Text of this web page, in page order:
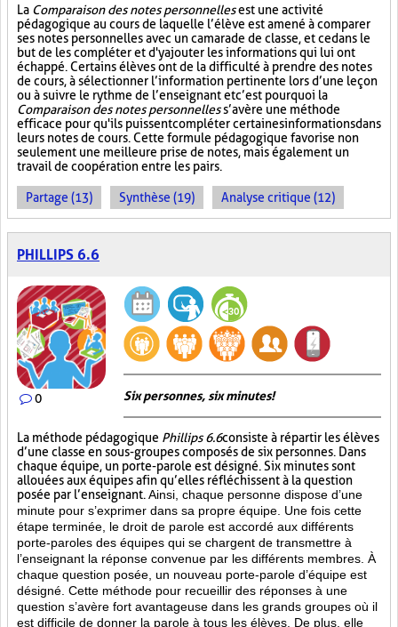
La Comparaison des notes personnellesest une activité
pédagogique au cours de laquelle l’élève est amené à comparer
ses notes personnelles avec un camarade de classe, et ce dans le
but de les compléter et d'y ajouter les informations qui lui ont
échappé. Certains élèves ont de la difficulté à prendre des notes
de cours, à sélectionner l’information pertinente lors d’une leçon
ou à suivre le rythme de l’enseignant et c’est pourquoi la
Comparaison des notes personnelless’avère une méthode
efficace pour qu'ils puissent compléter certaines informations dans
leurs notes de cours. Cette formule pédagogique favorise non
seulement une meilleure prise de notes, mais également un
travail de coopération entre les pairs.
Partage (13) Synthèse (19) Analyse critique (12)
PHILLIPS 6.6
0 Six personnes, six minutes!
La méthode pédagogique Phillips 6.6consiste à répartir les élèves
d’une classe en sous-groupes composés de six personnes. Dans
chaque équipe, un porte-parole est désigné. Six minutes sont
allouées aux équipes afin qu’elles réfléchissent à la question
posée par l’enseignant. Ainsi, chaque personne dispose d’une
minute pour s’exprimer dans sa propre équipe. Une fois cette
étape terminée, le droit de parole est accordé aux différents
porte-paroles des équipes qui se chargent de transmettre à
l’enseignant la réponse convenue par les différents membres. À
chaque question posée, un nouveau porte-parole d’équipe est
désigné. Cette méthode pour recueillir des réponses à une
question s’avère fort avantageuse dans les grands groupes où il
est difficile de donner la parole à tous les élèves. De plus, elle